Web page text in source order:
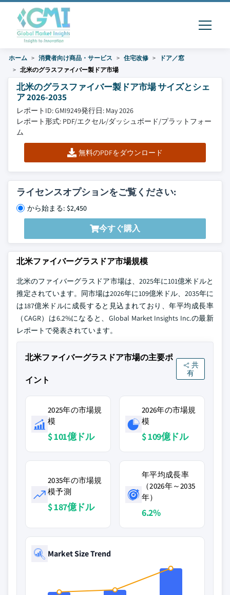
ホーム 消費者向け商品・サービス 住宅改修
ドア／窓
北米のグラスファイバー製ドア市場
北米のグラスファイバー製ドア市場 サイズとシェ
ア 2026-2035
レポートID: GMI9249発行日: May 2026
レポート形式: PDF/エクセル/ダッシュボード/プラットフォー
ム
無料のPDFをダウンロード
ライセンスオプションをご覧ください:
から始まる: $2,450
今すぐ購入
北米ファイバーグラスドア市場規模
北米のファイバーグラスドア市場は、2025年に101億米ドルと
推定されています。同市場は2026年に109億米ドル、2035年に
は187億米ドルに成長すると見込まれており、年平均成長率
（CAGR）は6.2%になると、Global Market Insights Inc.の最新
レポートで発表されています。
北米ファイバーグラスドア市場の主要ポ
イント
共
有
2025年の市場規
模
$ 101億ドル
2026年の市場規
模
$ 109億ドル
2035年の市場規
模予測
$ 187億ドル
年平均成長率
（2026年～2035
年）
6.2%
Market Size Trend